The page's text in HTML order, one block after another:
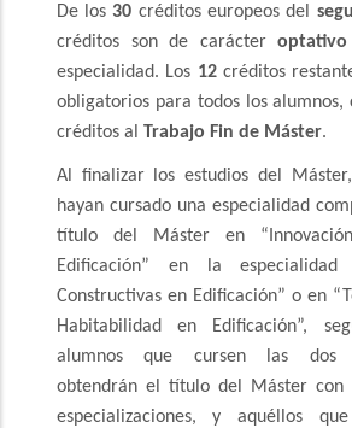
De los 30 créditos europeos del
créditos son de carácteroptativo
especialidad. Los 12créditos
obligatorios para todos los alumnos,
créditos al Trabajo Fin de Máster.
Al finalizar los estudios del
hayan cursado una especialidad
título del Máster en
Edificación” en la especialidad
Constructivas en Edificación” o en
Habitabilidad en Edificación”,
alumnos que cursen las dos
obtendrán el título del Máster con
especializaciones, y aquéllos